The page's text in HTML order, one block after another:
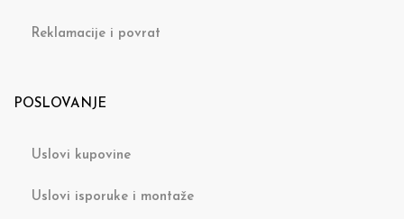
Reklamacije i povrat
POSLOVANJE
Uslovi kupovine
Uslovi isporuke i montaže